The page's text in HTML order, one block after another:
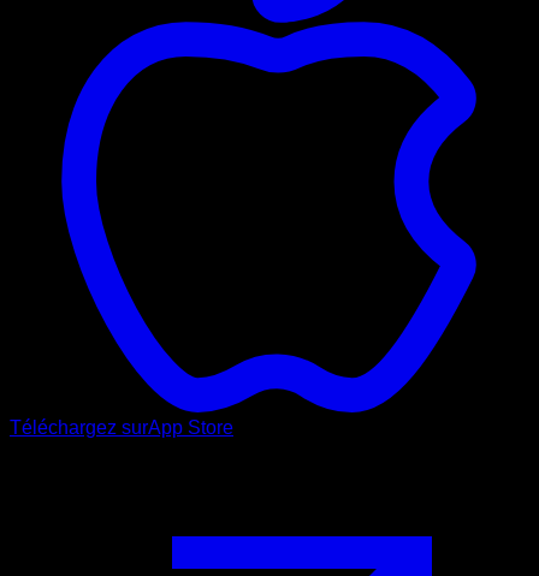
Téléchargez surApp Store